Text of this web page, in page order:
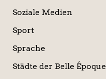
Soziale Medien
Sport
Sprache
Städte der Belle Époque